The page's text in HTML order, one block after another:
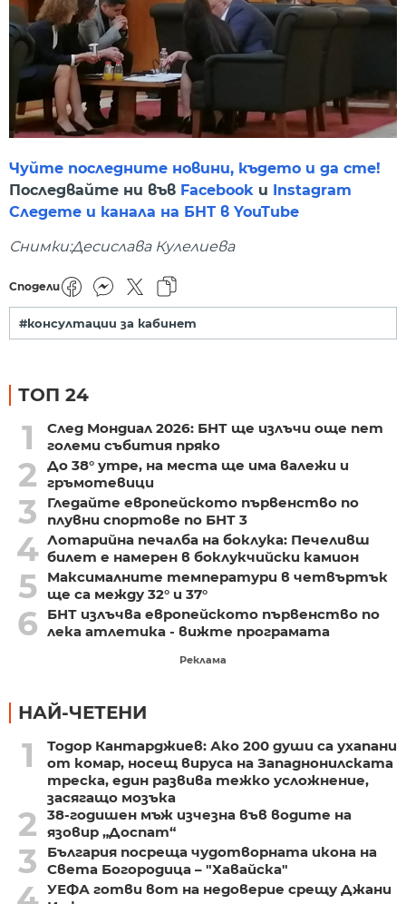
Чуйте последните новини, където и да сте!
Последвайте ни във Facebook и Instagram
Следете и канала на БНТ в YouTube
Снимки:Десислава Кулелиева
Сподели
#консултации за кабинет
ТОП 24
1
След Мондиал 2026: БНТ ще излъчи още пет
големи събития пряко
2
До 38° утре, на места ще има валежи и
гръмотевици
3
Гледайте европейското първенство по
плувни спортове по БНТ 3
4 Лотарийна печалба на боклука: Печеливш
билет е намерен в боклукчийски камион
5
Максималните температури в четвъртък
ще са между 32° и 37°
6
БНТ излъчва европейското първенство по
лека атлетика - вижте програмата
Реклама
НАЙ-ЧЕТЕНИ
1
Тодор Кантарджиев: Ако 200 души са ухапани
от комар, носещ вируса на Западнонилската
треска, един развива тежко усложнение,
засягащо мозъка
2
38-годишен мъж изчезна във водите на
язовир „Доспат“
3
България посреща чудотворната икона на
Света Богородица – "Хавайска"
УЕФА готви вот на недоверие срещу Джани